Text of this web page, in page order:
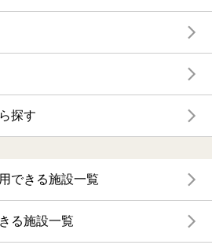
探す
できる施設一覧
る施設一覧